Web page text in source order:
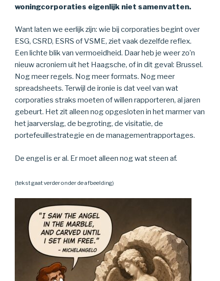
woningcorporaties eigenlijk niet samenvatten.
Want laten we eerlijk zijn: wie bij corporaties begint over
ESG, CSRD, ESRS of VSME, ziet vaak dezelfde reflex.
Een lichte blik van vermoeidheid. Daar heb je weer zo’n
nieuw acroniem uit het Haagsche, of in dit geval: Brussel.
Nog meer regels. Nog meer formats. Nog meer
spreadsheets. Terwijl de ironie is dat veel van wat
corporaties straks moeten of willen rapporteren, al jaren
gebeurt. Het zit alleen nog opgesloten in het marmer van
het jaarverslag, de begroting, de visitatie, de
portefeuillestrategie en de managementrapportages.
De engel is er al. Er moet alleen nog wat steen af.
(tekst gaat verder onder de afbeelding)